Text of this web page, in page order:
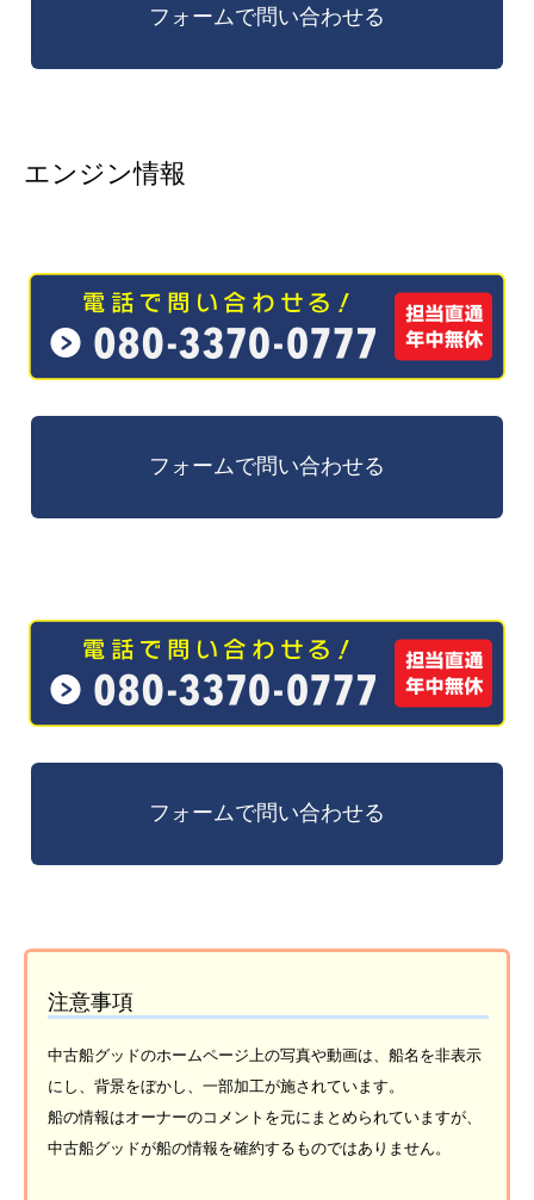
エンジン情報
注意事項
中古船グッドのホームページ上の写真や動画は、船名を非表示
にし、背景をぼかし、一部加工が施されています。
船の情報はオーナーのコメントを元にまとめられていますが、
中古船グッドが船の情報を確約するものではありません。